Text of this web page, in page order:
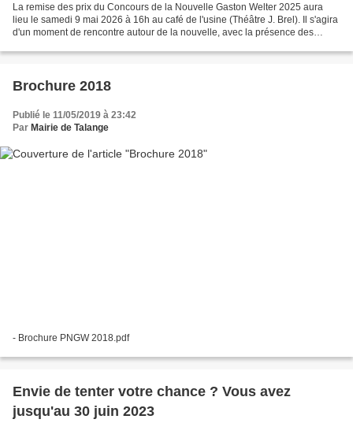
La remise des prix du Concours de la Nouvelle Gaston Welter 2025 aura
lieu le samedi 9 mai 2026 à 16h au café de l'usine (Théâtre J. Brel). Il s'agira
d'un moment de rencontre autour de la nouvelle, avec la présence des
Brochure 2018
Publié le 11/05/2019 à 23:42
Par Mairie de Talange
- Brochure PNGW 2018.pdf
Envie de tenter votre chance ? Vous avez
jusqu'au 30 juin 2023